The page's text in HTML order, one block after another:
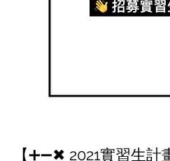
【➕➖✖ 2021實習生計